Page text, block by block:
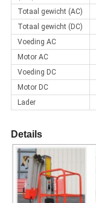
Totaal gewicht (AC)
Totaal gewicht (DC)
Voeding AC
Motor AC
Voeding DC
Motor DC
Lader
Details